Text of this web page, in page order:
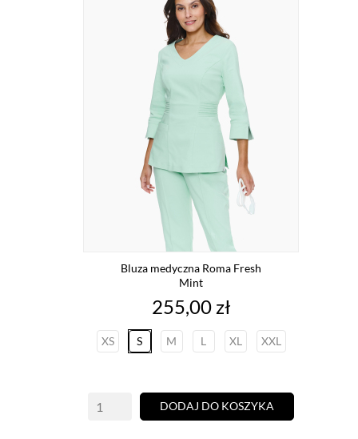
Bluza medyczna Roma Fresh
Mint
Cena
255,00 zł
XS S M L XL XXL
DODAJ DO KOSZYKA